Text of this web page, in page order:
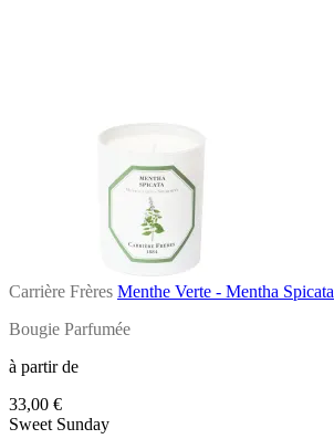
Carrière Frères Menthe Verte - Mentha Spicata
Bougie Parfumée
à partir de
33,00 €
Sweet Sunday